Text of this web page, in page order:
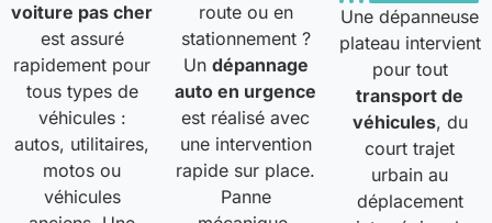
voiture pas cher
est assuré
rapidement pour
tous types de
véhicules :
autos, utilitaires,
motos ou
véhicules
route ou en
stationnement ?
Un dépannage
auto en urgence
est réalisé avec
une intervention
rapide sur place.
Panne
Une dépanneuse
plateau intervient
pour tout
transport de
véhicules, du
court trajet
urbain au
déplacement